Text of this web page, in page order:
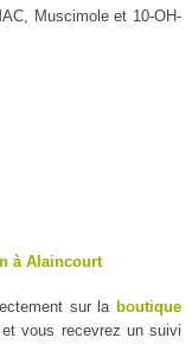
Muscimole et 10-OH-
à Alaincourt
sur la boutique
vous recevrez un suivi